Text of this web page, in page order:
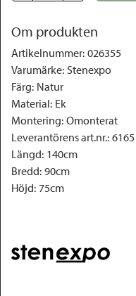
Om produkten
Artikelnummer: 026355
Varumärke: Stenexpo
Färg: Natur
Material: Ek
Montering: Omonterat
Leverantörens art.nr.: 6165
Längd: 140cm
Bredd: 90cm
Höjd: 75cm